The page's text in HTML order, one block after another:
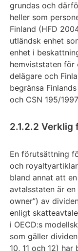
grundas och
heller som
Finland (HFD
utländsk enhet
enhet i
hemviststaten för
delägare och
begränsa
och CSN 195/
2.1.2.2
En förutsättning
och
bland annat att
avtalsstaten är
owner”) av
enligt
i OECD:s
som gäller
10, 11 och 12)